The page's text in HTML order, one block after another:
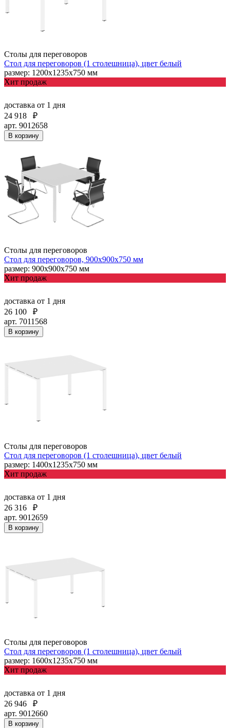
Столы для переговоров
Стол для переговоров (1 столешница), цвет белый
размер: 1200х1235х750 мм
Хит продаж
доставка от 1 дня
24 918
₽
арт. 9012658
В корзину
Столы для переговоров
Стол для переговоров, 900х900х750 мм
размер: 900х900х750 мм
Хит продаж
доставка от 1 дня
26 100
₽
арт. 7011568
В корзину
Столы для переговоров
Стол для переговоров (1 столешница), цвет белый
размер: 1400х1235х750 мм
Хит продаж
доставка от 1 дня
26 316
₽
арт. 9012659
В корзину
Столы для переговоров
Стол для переговоров (1 столешница), цвет белый
размер: 1600х1235х750 мм
Хит продаж
доставка от 1 дня
26 946
₽
арт. 9012660
В корзину